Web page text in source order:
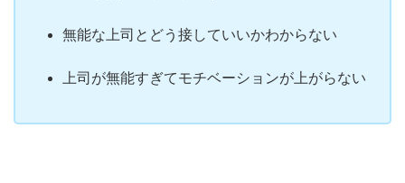
無能な上司とどう接していいかわからない
上司が無能すぎてモチベーションが上がらない